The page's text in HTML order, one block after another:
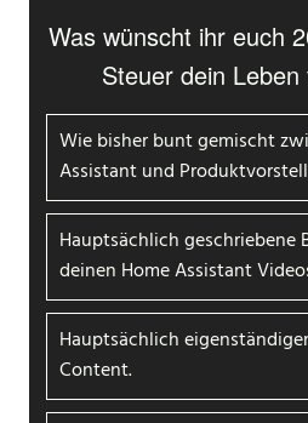
Was wünscht ihr euch
Steuer dein
Wie bisher bunt gemischt
Assistant und
Hauptsächlich geschriebene
deinen Home Assistant
Hauptsächlich
Content.